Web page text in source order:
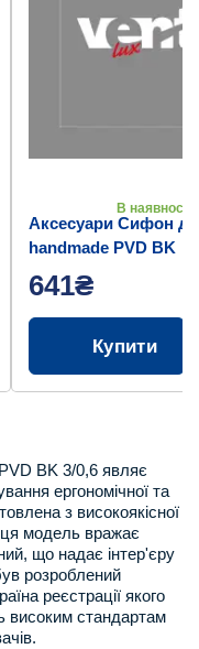
В наявності
Аксесуари Сифон
handmade PVD BK
641₴
Купити
BK 3/0,6 являє
ергономічної та
з високоякісної
ця модель вражає
що надає інтер'єру
розроблений
реєстрації якого
високим стандартам